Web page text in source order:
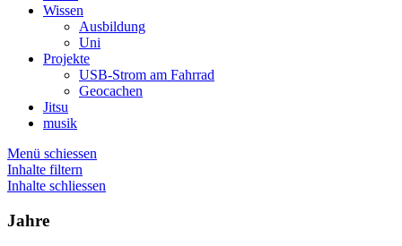
Wissen
Ausbildung
Uni
Projekte
USB-Strom am Fahrrad
Geocachen
Jitsu
musik
Menü schiessen
Inhalte filtern
Inhalte schliessen
Jahre